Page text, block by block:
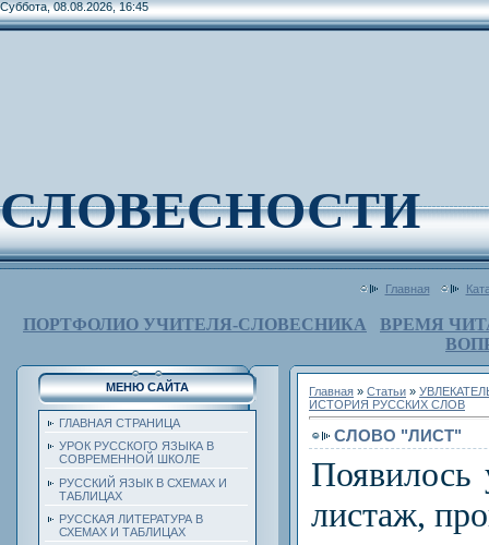
Суббота, 08.08.2026, 16:45
СЛОВЕСНОСТИ
Главная
ПОРТФОЛИО УЧИТЕЛЯ-СЛОВЕСНИКА
ВРЕМЯ
МЕНЮ САЙТА
ГЛАВНАЯ СТРАНИЦА
УРОК РУССКОГО ЯЗЫКА В
СОВРЕМЕННОЙ ШКОЛЕ
РУССКИЙ ЯЗЫК В СХЕМАХ И
ТАБЛИЦАХ
РУССКАЯ ЛИТЕРАТУРА В
СХЕМАХ И ТАБЛИЦАХ
Главная » Статьи »
ИСТОРИЯ РУССКИХ СЛОВ
СЛОВО "ЛИСТ"
Появилось
листаж,